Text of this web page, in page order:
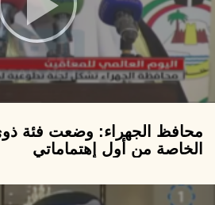
محافظ الجهراء: وضعت فئة
الخاصة من أول إهتماماتي